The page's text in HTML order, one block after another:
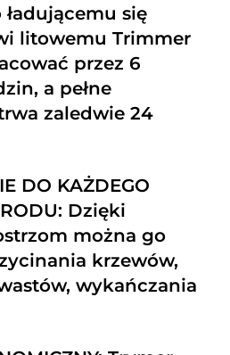
się
litowemu Trimmer
przez 6
a pełne
zaledwie 24
DO KAŻDEGO
Dzięki
można go
krzewów,
wykańczania